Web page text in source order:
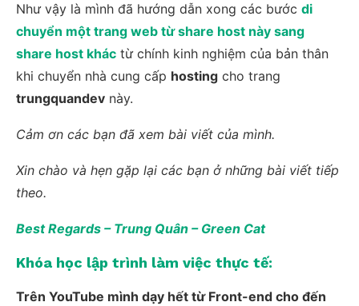
Như vậy là mình đã hướng dẫn xong các bước di
chuyển một trang web từ share host này sang
share host khác từ chính kinh nghiệm của bản thân
khi chuyển nhà cung cấp hosting cho trang
trungquandev này.
Cảm ơn các bạn đã xem bài viết của mình.
Xin chào và hẹn gặp lại các bạn ở những bài viết tiếp
theo.
Best Regards – Trung Quân – Green Cat
Khóa học lập trình làm việc thực tế:
Trên YouTube mình dạy hết từ Front-end cho đến